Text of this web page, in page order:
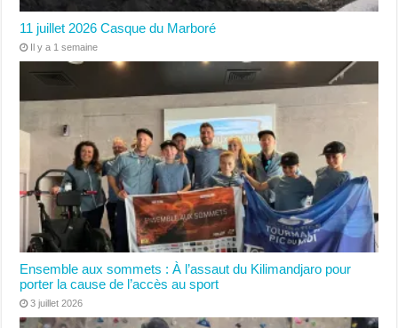
11 juillet 2026 Casque du Marboré
Il y a 1 semaine
Ensemble aux sommets : À l’assaut du Kilimandjaro pour
porter la cause de l’accès au sport
3 juillet 2026